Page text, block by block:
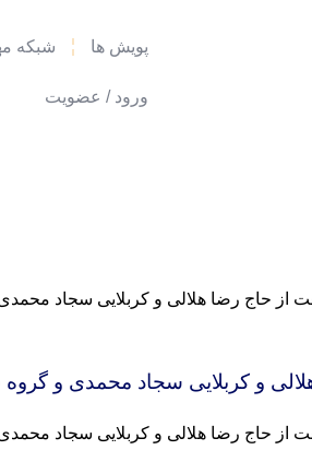
پویش ها شبکه
ورود / عضویت
و کربلایی سجاد محمدی و گروه